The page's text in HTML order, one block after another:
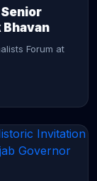
Bhavan
Forum at